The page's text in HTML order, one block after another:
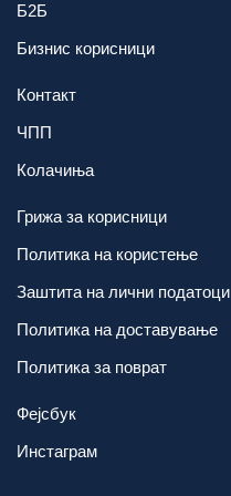
Б2Б
Бизнис корисници
Контакт
ЧПП
Колачиња
Грижа за корисници
Политика на користење
Заштита на лични податоци
Политика на доставување
Политика за поврат
Фејсбук
Инстаграм